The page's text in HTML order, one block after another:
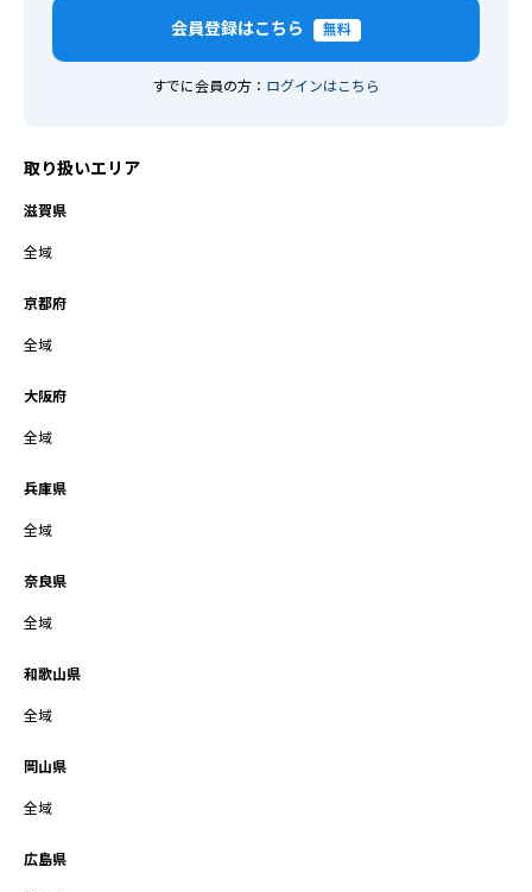
会員登録はこちら 無料
すでに会員の方： ログインはこちら
取り扱いエリア
滋賀県
全域
京都府
全域
大阪府
全域
兵庫県
全域
奈良県
全域
和歌山県
全域
岡山県
全域
広島県